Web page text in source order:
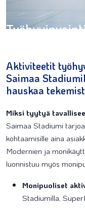
Aktiviteetit
Saimaa
hauskaa
Miksi tyytyä
Saimaa Stadiumi
kohtaamisille aina
Modernien ja
luonnistuu myös
Monipuoliset
Stadiumilla,